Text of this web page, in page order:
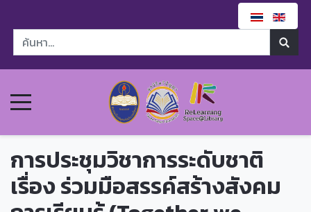
การประชุมวิชาการระดับชาติ
เรื่อง ร่วมมือสรรค์สร้างสังคม